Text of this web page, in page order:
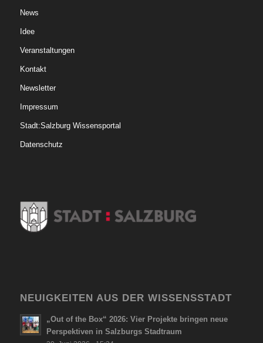
News
Idee
Veranstaltungen
Kontakt
Newsletter
Impressum
Stadt:Salzburg Wissensportal
Datenschutz
NEUIGKEITEN AUS DER WISSENSSTADT
„Out of the Box“ 2026: Vier Projekte bringen neue
Perspektiven in Salzburgs Stadtraum